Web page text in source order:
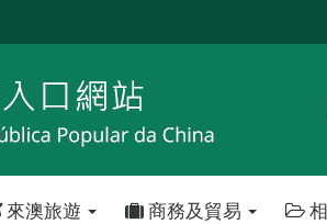
來澳旅遊 商務及貿易